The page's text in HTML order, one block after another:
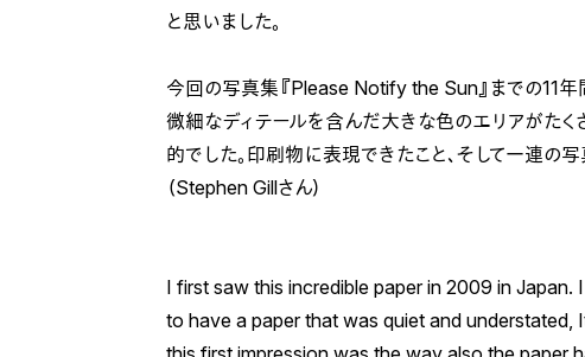
と思いました。
今回の写真集『Please Notify the Sun』までの11
微細なディテールを含んだ大きな色のエリアがたく
的でした。印刷物に表現できたこと、そして一連の
（Stephen Gillさん）
I first saw this incredible paper in 2009 in
to have a paper that was quiet and